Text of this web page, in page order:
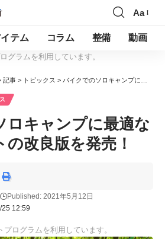
Aa
テム コラム 整備 動画
グラムを利用しています。
記事 > トピックス > バイクでのソロキャンプに最適なテントコットの改良版を発売！
ロキャンプに最適な
改良版を発売！
12:59
Published: 2021年5月12日
ログラムを利用しています。